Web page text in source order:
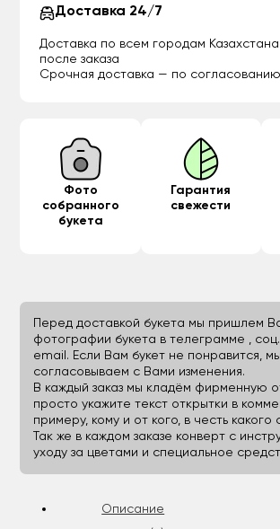
Доставка 24/7
Доставка по всем городам
после заказа
Срочная доставка — по
Фото
собранного
букета
Гарантия
свежести
Перед доставкой букета мы пришлем
фотографии букета в телеграмме ,
email. Если Вам букет не понравится, мы
согласовываем с Вами изменения.
В каждый заказ мы кладём фирменную
просто укажите текст открытки в
примеру, кому и от кого, в честь какого
Так же в каждом заказе конверт с
уходу за цветами и специальное
Описание